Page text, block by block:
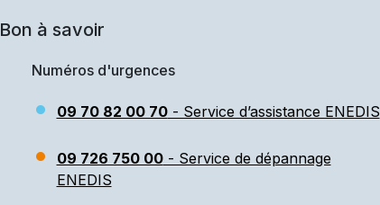
Bon à savoir
Numéros d'urgences
09 70 82 00 70- Service d’assistance ENEDIS
09 726 750 00- Service de dépannage
ENEDIS